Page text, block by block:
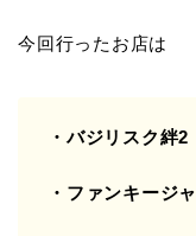
今回行ったお店は
・バジリスク絆2
・ファンキージ